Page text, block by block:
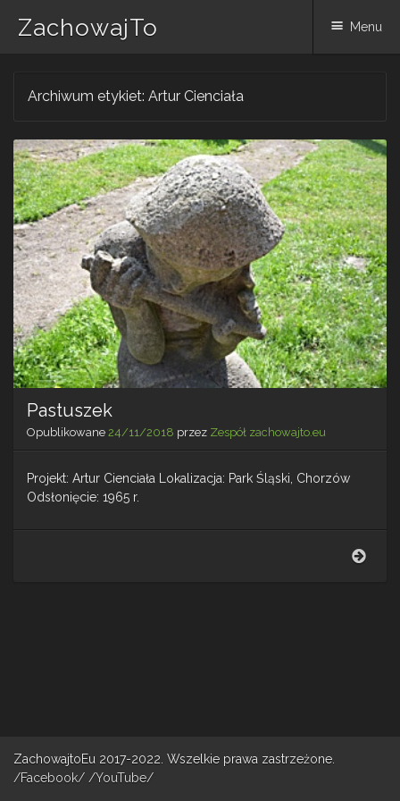
ZachowajTo Menu
Archiwum etykiet: Artur Cienciała
Pastuszek
Opublikowane 24/11/2018 przez Zespół zachowajto.eu
Projekt: Artur Cienciała Lokalizacja: Park Śląski, Chorzów
Odsłonięcie: 1965 r.
ZachowajtoEu 2017-2022. Wszelkie prawa zastrzeżone.
/Facebook/ /YouTube/